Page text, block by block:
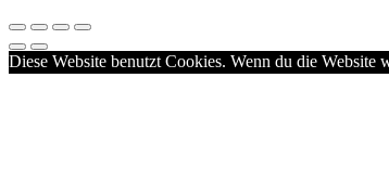
Diese Website benutzt Cookies. Wenn du die